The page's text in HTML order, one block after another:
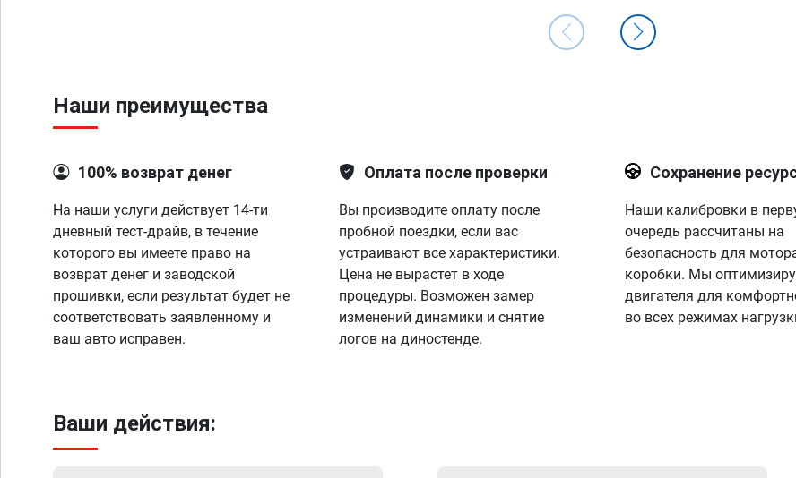
Наши преимущества
100% возврат денег
На наши услуги действует 14-ти
дневный тест-драйв, в течение
которого вы имеете право на
возврат денег и заводской
прошивки, если результат будет не
соответствовать заявленному и
ваш авто исправен.
Оплата после проверки
Вы производите оплату после
пробной поездки, если вас
устраивают все характеристики.
Цена не вырастет в ходе
процедуры. Возможен замер
изменений динамики и снятие
логов на диностенде.
Сохранение
Наши калибровки в
очередь рассчитаны на
безопасность для
коробки. Мы
двигателя для
во всех режимах
Ваши действия: